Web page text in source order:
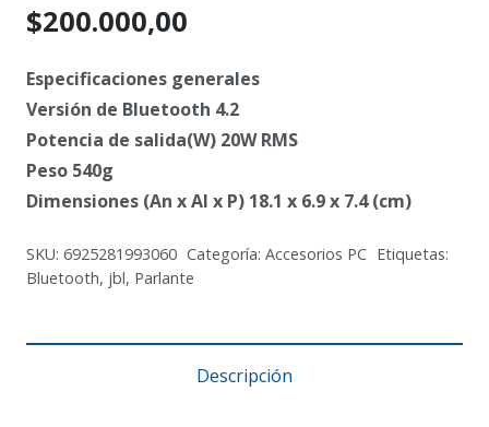
$200.000,00
Especificaciones generales
Versión de Bluetooth 4.2
Potencia de salida(W) 20W RMS
Peso 540g
Dimensiones (An x Al x P) 18.1 x 6.9 x 7.4 (cm)
SKU: 6925281993060 Categoría: Accesorios PC Etiquetas:
Bluetooth, jbl, Parlante
Descripción